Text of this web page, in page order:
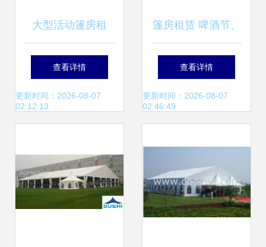
大型活动篷房租
赁，珠海篷房租
赁，卡帕帐篷，卡
动更有型
查看详情
更新时间：2026-08-07
02:12:13
篷房租赁 啤酒节、
车展等活动的首选
方案及价格解析
查看详情
更新时间：2026-08-07
02:46:49